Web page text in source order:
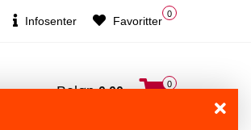
Infosenter
0
Favoritter
Beløp0,00
0